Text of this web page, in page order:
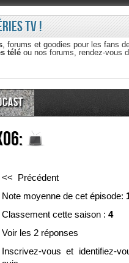
TV !
, forums et goodies pour les fans
téléou nos forums, rendez-vous
<< Précédent
Note moyenne de cet épisode:
Classement cette saison : 4
Voir les 2 réponses
Inscrivez-vous et identifiez-